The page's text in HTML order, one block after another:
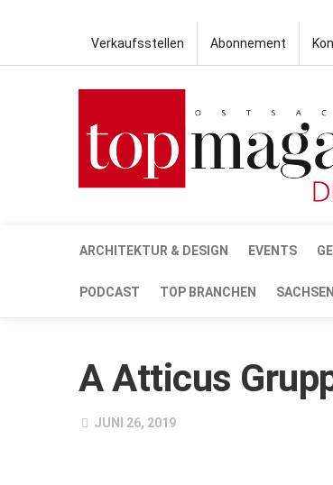
Verkaufsstellen Abonnement
ARCHITEKTUR & DESIGN EVENTS
PODCAST TOP BRANCHEN
A Atticus
JUNI 26, 2019